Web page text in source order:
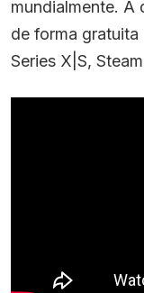
mundialmente. A
de forma
Series X|S,